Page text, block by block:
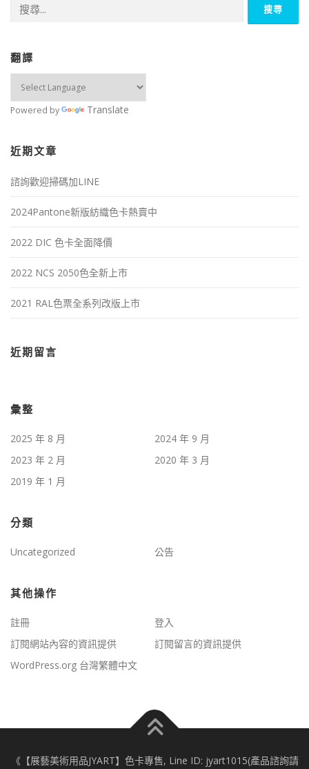
字:
翻譯
Powered by Translate
近期文章
諮詢歡迎掃碼加LINE
2024Pantone新版紡織色卡熱賣中
2022 DIC 色卡全面降價
2022 NCS 2050色全新上市
2021 RAL色票全系列改版上市
近期留言
彙整
2025 年 8 月
2024 年 9 月
2023 年 2 月
2020 年 3 月
2019 年 1 月
分類
Uncategorized 公告
其他操作
註冊
登入
訂閱網站內容的資訊提供
訂閱留言的資訊提供
WordPress.org 台灣繁體中文
《【展藝美術用品JYART】色卡專售, Line ID: jyart1015(產品諮詢請